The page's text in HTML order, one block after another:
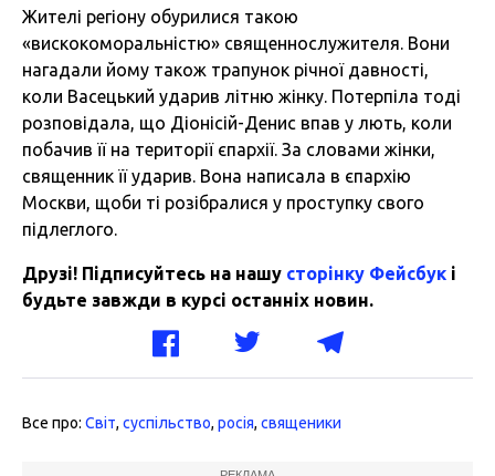
Жителі регіону обурилися такою
«вискокоморальністю» священнослужителя. Вони
нагадали йому також трапунок річної давності,
коли Васецький ударив літню жінку. Потерпіла тоді
розповідала, що Діонісій-Денис впав у лють, коли
побачив її на території єпархії. За словами жінки,
священник її ударив. Вона написала в єпархію
Москви, щоби ті розібралися у проступку свого
підлеглого.
Друзі! Підписуйтесь на нашу сторінку Фейсбук і
будьте завжди в курсі останніх новин.
Все про: Світ, суспільство, росія, священики